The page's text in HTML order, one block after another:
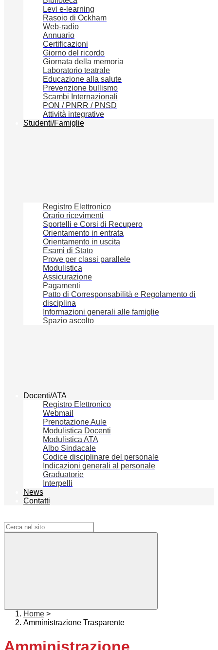
Levi e-learning
Rasoio di Ockham
Web-radio
Annuario
Certificazioni
Giorno del ricordo
Giornata della memoria
Laboratorio teatrale
Educazione alla salute
Prevenzione bullismo
Scambi Internazionali
PON / PNRR / PNSD
Attività integrative
Studenti/Famiglie
Registro Elettronico
Orario ricevimenti
Sportelli e Corsi di Recupero
Orientamento in entrata
Orientamento in uscita
Esami di Stato
Prove per classi parallele
Modulistica
Assicurazione
Pagamenti
Patto di Corresponsabilità e Regolamento di
disciplina
Informazioni generali alle famiglie
Spazio ascolto
Docenti/ATA
Registro Elettronico
Webmail
Prenotazione Aule
Modulistica Docenti
Modulistica ATA
Albo Sindacale
Codice disciplinare del personale
Indicazioni generali al personale
Graduatorie
Interpelli
News
Contatti
Home >
Amministrazione Trasparente
Amministrazione